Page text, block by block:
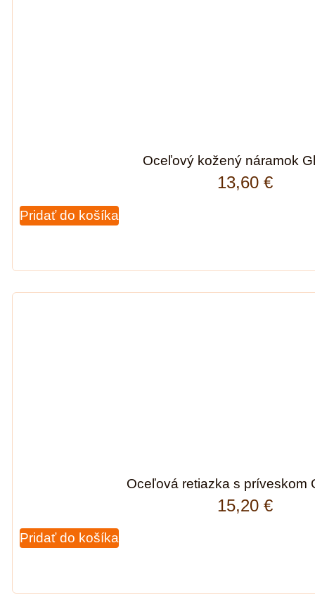
Oceľový kožený náramok
13,60 €
Pridať do košíka
Oceľová retiazka s príveskom
15,20 €
Pridať do košíka